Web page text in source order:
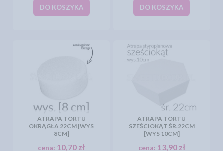
DO KOSZYKA DO KOSZYKA
ATRAPA TORTU
OKRĄGŁA 22CM [WYS
8CM]
cena: 10,70 zł
ATRAPA TORTU
SZEŚCIOKĄT ŚR.22CM
[WYS 10CM]
cena: 13,90 zł